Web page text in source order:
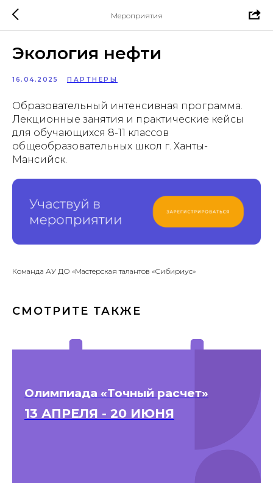
Мероприятия
Экология нефти
16.04.2025 ПАРТНЕРЫ
Образовательный интенсивная программа.
Лекционные занятия и практические кейсы
для обучающихся 8-11 классов
общеобразовательных школ г. Ханты-
Мансийск.
Команда АУ ДО «Мастерская талантов «Сибириус»
СМОТРИТЕ ТАКЖЕ
Олимпиада «Точный расчет»
13 АПРЕЛЯ - 20 ИЮНЯ